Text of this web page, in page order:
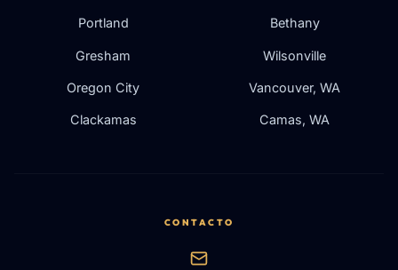
Portland
Gresham
Oregon City
Clackamas
Bethany
Wilsonville
Vancouver, WA
Camas, WA
CONTACTO